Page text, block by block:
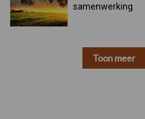
samenwerking
Toon meer